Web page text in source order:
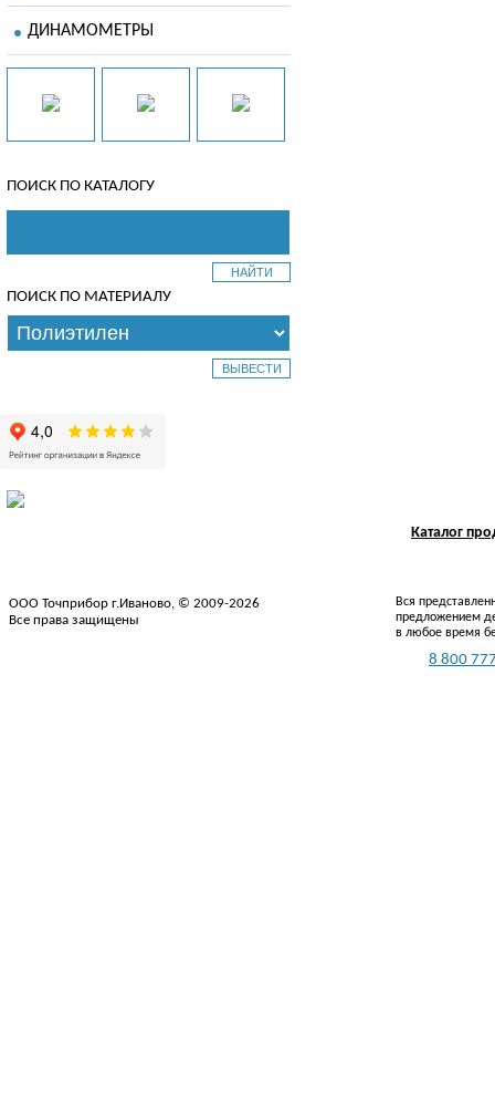
ДИНАМОМЕТРЫ
ПОИСК ПО КАТАЛОГУ
ПОИСК ПО МАТЕРИАЛУ
ООО Точприбор г.Иваново, © 2009-2026
Все права защищены
Каталог
Вся
предложением
в любое время
8 800